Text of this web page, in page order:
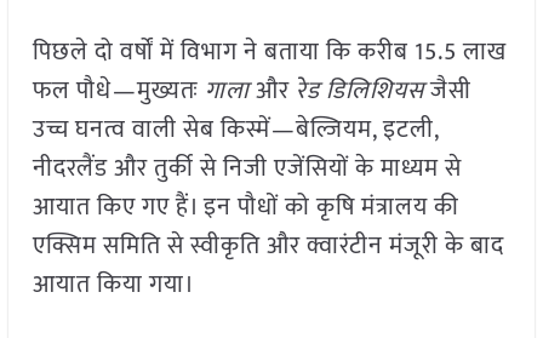
पिछले दो वर्षों में विभाग ने बताया कि करीब 15.5 लाख
फल पौधे—मुख्यतः गालाऔर रेड डिलिशियसजैसी
उच्च घनत्व वाली सेब किस्में—बेल्जियम, इटली,
नीदरलैंड और तुर्की से निजी एजेंसियों के माध्यम से
आयात किए गए हैं। इन पौधों को कृषि मंत्रालय की
एक्सिम समिति से स्वीकृति और क्वारंटीन मंजूरी के बाद
आयात किया गया।